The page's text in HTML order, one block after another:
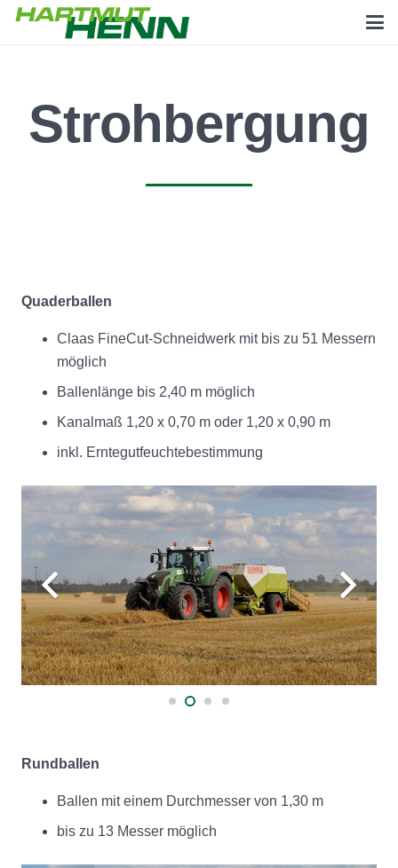
Strohbergung
Quaderballen
Claas FineCut-Schneidwerk mit bis zu 51 Messern
möglich
Ballenlänge bis 2,40 m möglich
Kanalmaß 1,20 x 0,70 m oder 1,20 x 0,90 m
inkl. Erntegutfeuchtebestimmung
Rundballen
Ballen mit einem Durchmesser von 1,30 m
bis zu 13 Messer möglich